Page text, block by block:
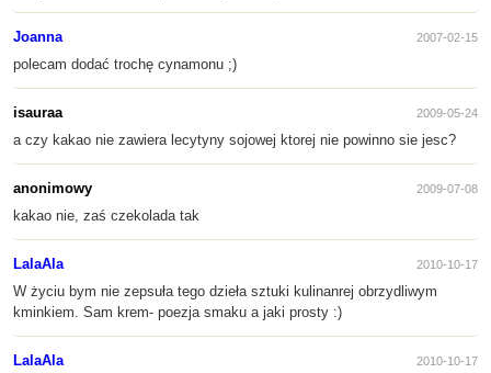
Joanna 2007-02-15
polecam dodać trochę cynamonu ;)
isauraa 2009-05-24
a czy kakao nie zawiera lecytyny sojowej ktorej nie powinno sie jesc?
anonimowy 2009-07-08
kakao nie, zaś czekolada tak
LalaAla 2010-10-17
W życiu bym nie zepsuła tego dzieła sztuki kulinanrej obrzydliwym
kminkiem. Sam krem- poezja smaku a jaki prosty :)
LalaAla 2010-10-17